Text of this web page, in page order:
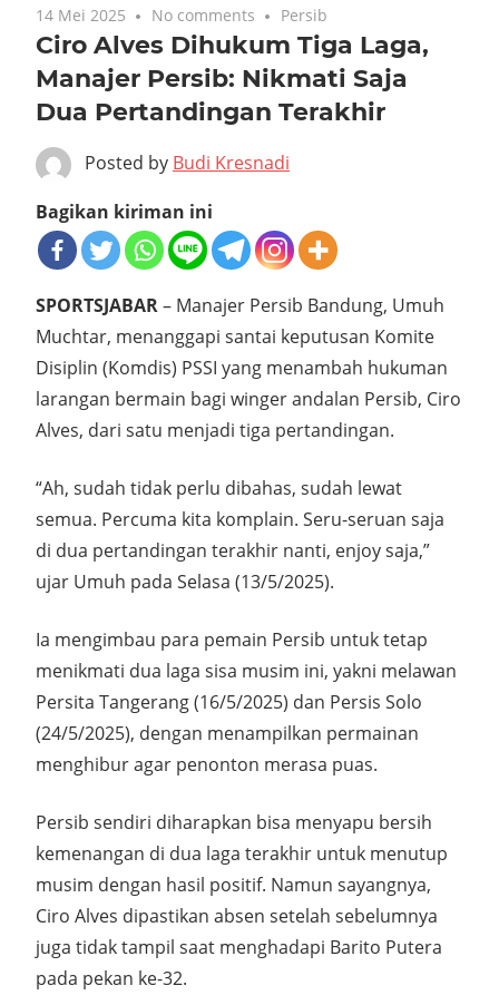
14 Mei 2025 No comments Persib
Ciro Alves Dihukum Tiga Laga,
Manajer Persib: Nikmati Saja
Dua Pertandingan Terakhir
Posted by Budi Kresnadi
Bagikan kiriman ini
SPORTSJABAR– Manajer Persib Bandung, Umuh
Muchtar, menanggapi santai keputusan Komite
Disiplin (Komdis) PSSI yang menambah hukuman
larangan bermain bagi winger andalan Persib, Ciro
Alves, dari satu menjadi tiga pertandingan.
“Ah, sudah tidak perlu dibahas, sudah lewat
semua. Percuma kita komplain. Seru-seruan saja
di dua pertandingan terakhir nanti, enjoy saja,”
ujar Umuh pada Selasa (13/5/2025).
Ia mengimbau para pemain Persib untuk tetap
menikmati dua laga sisa musim ini, yakni melawan
Persita Tangerang (16/5/2025) dan Persis Solo
(24/5/2025), dengan menampilkan permainan
menghibur agar penonton merasa puas.
Persib sendiri diharapkan bisa menyapu bersih
kemenangan di dua laga terakhir untuk menutup
musim dengan hasil positif. Namun sayangnya,
Ciro Alves dipastikan absen setelah sebelumnya
juga tidak tampil saat menghadapi Barito Putera
pada pekan ke-32.